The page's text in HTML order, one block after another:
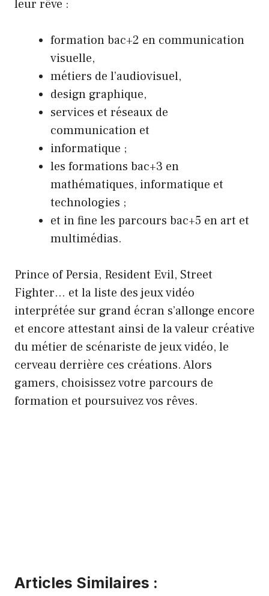
leur rêve :
formation bac+2 en communication
visuelle,
métiers de l’audiovisuel,
design graphique,
services et réseaux de
communication et
informatique ;
les formations bac+3 en
mathématiques, informatique et
technologies ;
et in fine les parcours bac+5 en art et
multimédias.
Prince of Persia, Resident Evil, Street
Fighter… et la liste des jeux vidéo
interprétée sur grand écran s’allonge encore
et encore attestant ainsi de la valeur créative
du métier de scénariste de jeux vidéo, le
cerveau derrière ces créations. Alors
gamers, choisissez votre parcours de
formation et poursuivez vos rêves.
Articles Similaires :